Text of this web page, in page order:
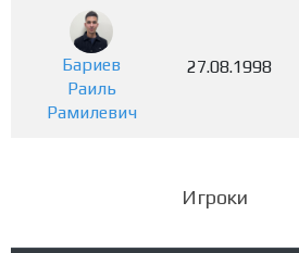
Бариев
Раиль
Рамилевич
27.08.1998
Игроки